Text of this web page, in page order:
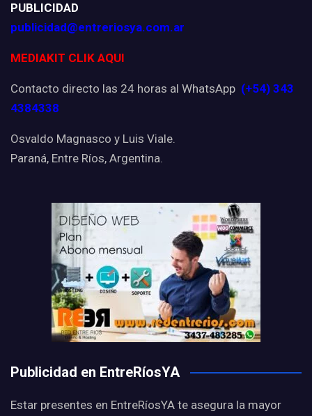
PUBLICIDAD
publicidad@entreriosya.com.ar
MEDIAKIT CLIK AQUI
Contacto directo las 24 horas al WhatsApp (+54) 343
4384338
Osvaldo Magnasco y Luis Viale.
Paraná, Entre Ríos, Argentina.
Publicidad en EntreRíosYA
Estar presentes en EntreRíosYA te asegura la mayor